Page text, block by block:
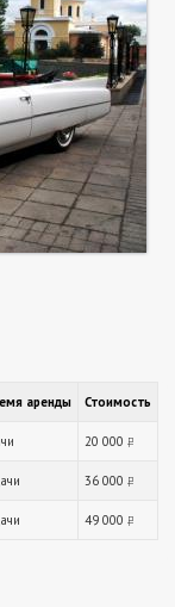
аренды Стоимость
20 000
36 000
49 000